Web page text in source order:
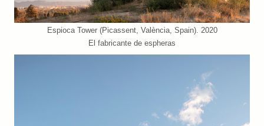
Espioca Tower (Picassent, València, Spain). 2020
El fabricante de espheras